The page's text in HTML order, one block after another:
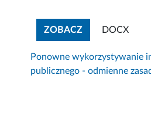
ZOBACZZOBACZ
DOCX
Ponowne wykorzystywanie
publicznego - odmienne